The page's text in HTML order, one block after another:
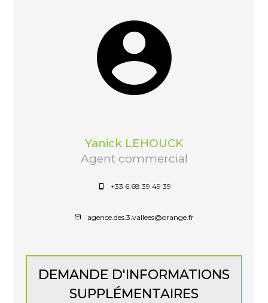
Yanick LEHOUCK
Agent commercial
+33 6 68 39 49 39
agence.des.3.vallees@orange.fr
DEMANDE D'INFORMATIONS
SUPPLÉMENTAIRES